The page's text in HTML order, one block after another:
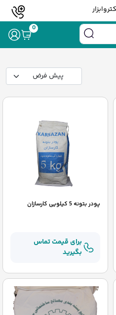
0
پودر بتونه 5 کیلویی کارسازان
برای قیمت تماس
بگیرید